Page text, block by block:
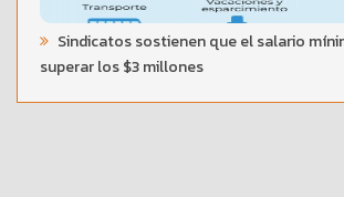
Sindicatos sostienen que el salario
superar los $3 millones